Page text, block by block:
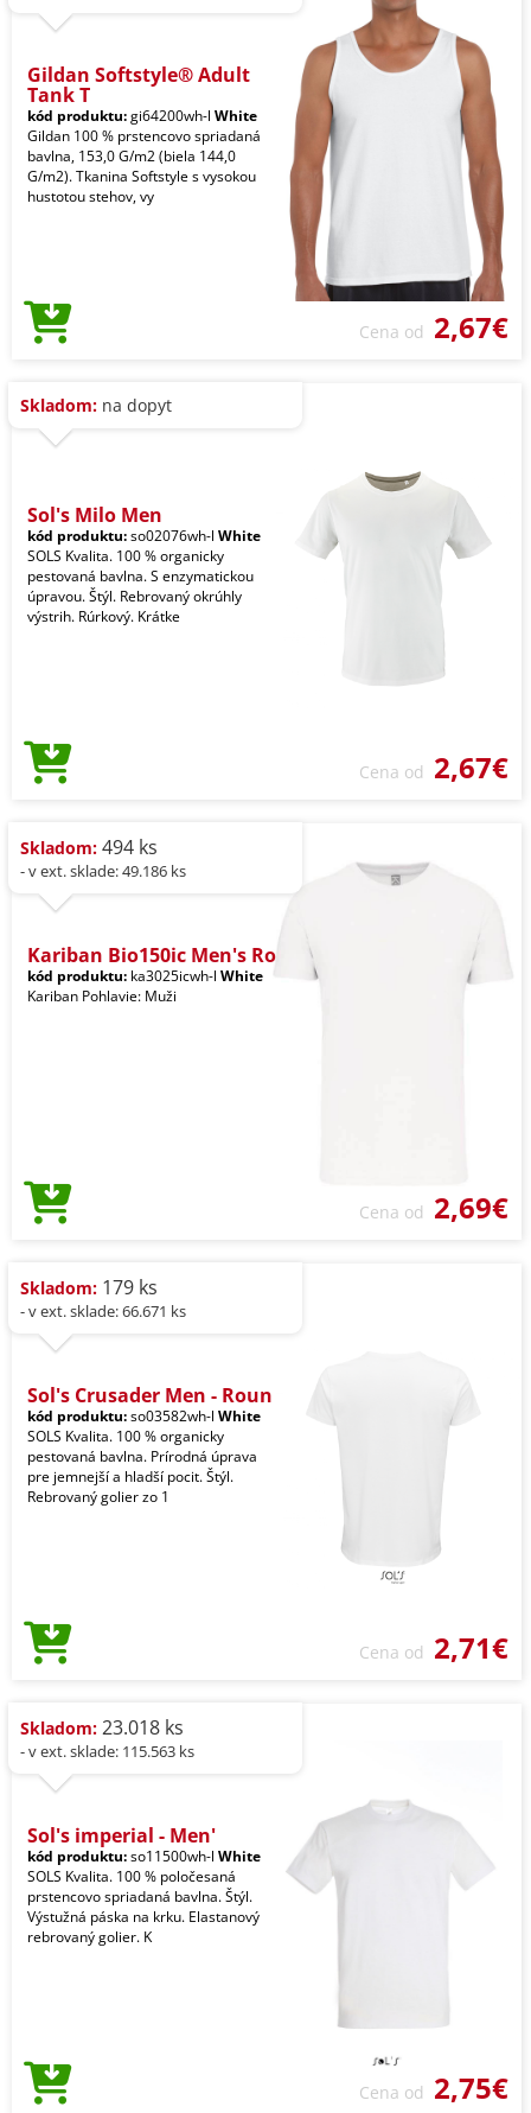
Gildan Softstyle® Adult
Tank T
kód produktu:gi64200wh-l White
Gildan 100 % prstencovo spriadaná
bavlna, 153,0 G/m2 (biela 144,0
G/m2). Tkanina Softstyle s vysokou
hustotou stehov, vy
Cena od 2,67€
Skladom: na dopyt
Sol's Milo Men
kód produktu:so02076wh-l White
SOLS Kvalita. 100 % organicky
pestovaná bavlna. S enzymatickou
úpravou. Štýl. Rebrovaný okrúhly
výstrih. Rúrkový. Krátke
Cena od 2,67€
Skladom: 494 ks
- v ext. sklade: 49.186 ks
Kariban Bio150ic Men's Ro
kód produktu: ka3025icwh-l White
Kariban Pohlavie: Muži
Cena od 2,69€
Skladom: 179 ks
- v ext. sklade: 66.671 ks
Sol's Crusader Men - Roun
kód produktu:so03582wh-l White
SOLS Kvalita. 100 % organicky
pestovaná bavlna. Prírodná úprava
pre jemnejší a hladší pocit. Štýl.
Rebrovaný golier zo 1
Cena od 2,71€
Skladom: 23.018 ks
- v ext. sklade: 115.563 ks
Sol's imperial - Men'
kód produktu:so11500wh-l White
SOLS Kvalita. 100 % poločesaná
prstencovo spriadaná bavlna. Štýl.
Výstužná páska na krku. Elastanový
rebrovaný golier. K
Cena od 2,75€